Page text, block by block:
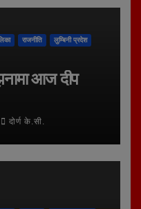
राजनीति लुम्बिनी प्रदेश
आज दीप
दोर्ण के.सी.